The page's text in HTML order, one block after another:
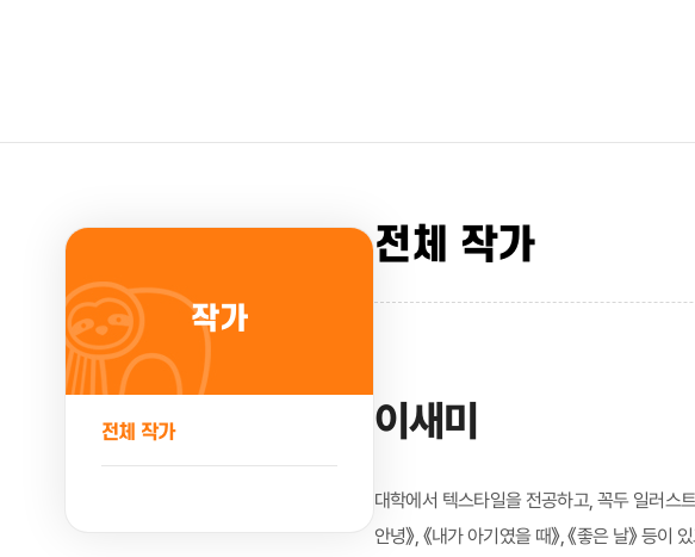
작가
전체 작가
전체 작가
이새미
대학에서 텍스타일을 전공하고, 꼭두 일러스
안녕》, 《내가 아기였을 때》, 《좋은 날》 등